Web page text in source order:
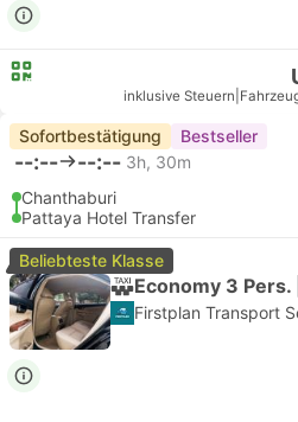
inklusive Steuern
Sofortbestätigung Bestseller
--:-- --:-- 3h, 30m
Chanthaburi
Pattaya Hotel Transfer
Beliebteste Klasse
Economy 3 Pers.
Firstplan Transport